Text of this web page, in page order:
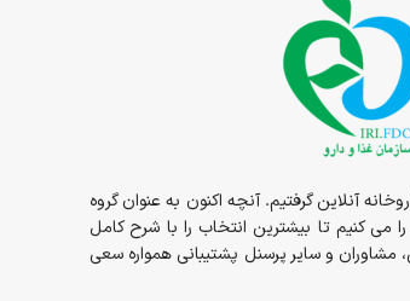
به صورت شبانه روزی در خدمت شما عزیزان بوده و در سال 1400 تصمیم بر راه اندازی داروخانه آنلاین گرفتیم. آنچه اکنون به عنوان گروه
می کنیم تا بیشترین انتخاب را با شرح کامل
و سایر پرسنل پشتیبانی همواره سعی